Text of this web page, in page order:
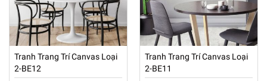
Tranh Trang Trí Canvas Loại
2-BE12
Tranh Trang Trí Canvas Loại
2-BE11